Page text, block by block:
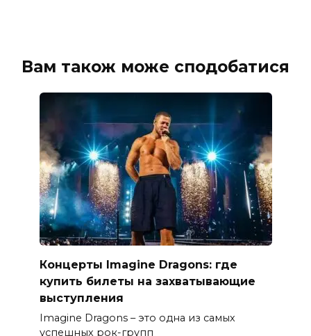
Вам також може сподобатися
Концерты Imagine Dragons: где
купить билеты на захватывающие
выступления
Imagine Dragons – это одна из самых
успешных рок-групп